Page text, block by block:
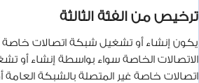
ترخيص من الفئة الثالثة
يكون إنشاء أو تشغيل شبكة اتصالات
الاتصالات الخاصة سواء بواسطة إنشاء أو
اتصالات خاصة غير المتصلة بالشبكة